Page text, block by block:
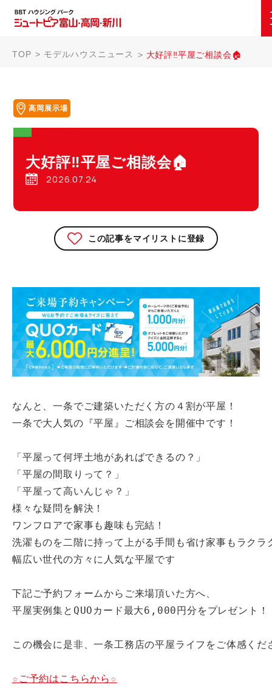
TOP モデルハウスニュース 大好評‼平屋ご相談会🏠
高岡展示場
大好評‼平屋ご相談会🏠
2026.07.24
この記事をマイリストに登録
なんと、一条でご建築いただく方の４割が平屋！
一条で大人気の『平屋』ご相談会を開催中です！
「平屋って何坪土地があればできるの？」
「平屋の間取りって？」
「平屋って高いんじゃ？」
様々な疑問を解決！
ワンフロアで家事も趣味も完結！
洗濯ものを二階に持って上がる手間も省け家事もラクラ
幅広い世代の方々に人気な平屋です
下記ご予約フォームからご来場頂いた方へ、
平屋実例集とQUOカード最大6,000円分をプレゼント！
この機会に是非、一条工務店の平屋ライフをご体感くだ
☆ご予約はこちらから☆